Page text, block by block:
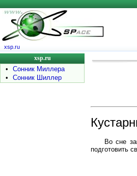
xsp.ru
xsp.ru
•
Сонник Миллера
•
Сонник Шиллер
Во сне
подготовить